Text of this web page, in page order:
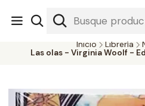
Nuestra librería - Serrano 317 local 3
#SomospartedelSietch
Inicio Librería
Las olas - Virginia Woolf -